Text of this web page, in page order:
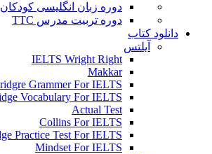
دوره زبان انگلیسی کودکان 3 تا 7 سال
دوره تربیت مدرس TTC
دانلود کتاب
آیلتس
IELTS Wright Right
Makkar
Grammer For IELTS
Vocabulary For IELTS
Actual Test
Collins For IELTS
Practice Test For IELTS
Mindset For IELTS